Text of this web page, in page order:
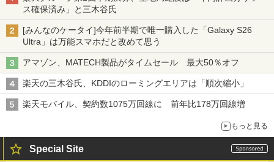
ス確保済み」と三木谷氏
[みんなのケータイ]今年前半期で唯一購入した「Galaxy S26
Ultra」は万能スマホだと改めて思う
アマゾン、MATECH製品がタイムセール 最大50％オフ
楽天の三木谷氏、KDDIのローミングエリアは「順次縮小」
楽天モバイル、契約数1075万回線に 前年比178万回線増
もっと見る
Special Site